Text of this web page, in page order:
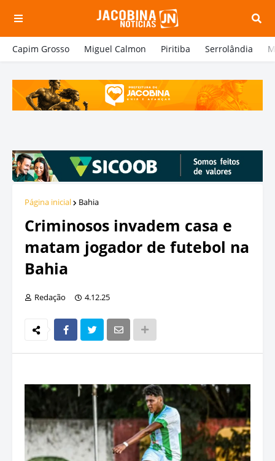
Capim Grosso Miguel Calmon Piritiba Serrolândia
Página inicial Bahia
Criminosos invadem casa e
matam jogador de futebol na
Bahia
Redação 4.12.25